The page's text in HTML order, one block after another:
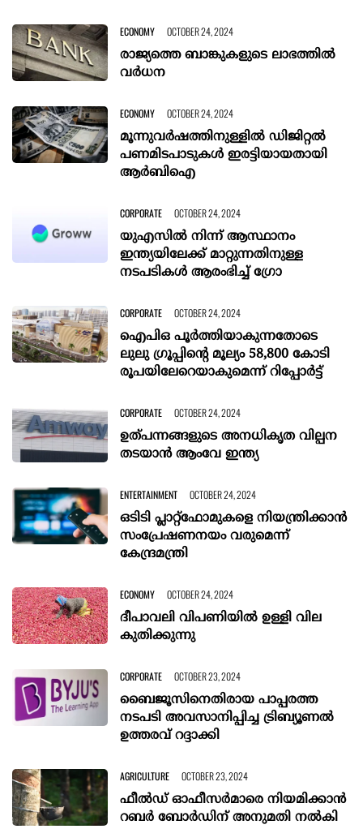
ECONOMY OCTOBER 24, 2024
രാജ്യത്തെ ബാങ്കുകളുടെ ലാഭത്തില്‍
വർധന
ECONOMY OCTOBER 24, 2024
മൂന്നുവര്‍ഷത്തിനുള്ളില്‍ ഡിജിറ്റല്‍
പണമിടപാടുകള്‍ ഇരട്ടിയായതായി
ആര്‍ബിഐ
CORPORATE OCTOBER 24, 2024
യുഎസിൽ നിന്ന് ആസ്ഥാനം
ഇന്ത്യയിലേക്ക് മാറ്റുന്നതിനുള്ള
നടപടികൾ ആരംഭിച്ച് ഗ്രോ
CORPORATE OCTOBER 24, 2024
ഐപിഒ പൂർത്തിയാകുന്നതോടെ
ലുലു ഗ്രൂപ്പിൻ്റെ മൂല്യം 58,800 കോടി
രൂപയിലേറെയാകുമെന്ന് റിപ്പോർട്ട്
CORPORATE OCTOBER 24, 2024
ഉത്പന്നങ്ങളുടെ അനധികൃത വില്പന
തടയാൻ ആംവേ ഇന്ത്യ
ENTERTAINMENT OCTOBER 24, 2024
ഒടിടി പ്ലാറ്റ്‌ഫോമുകളെ നിയന്ത്രിക്കാൻ
സംപ്രേഷണനയം വരുമെന്ന്
കേന്ദ്രമന്ത്രി
ECONOMY OCTOBER 24, 2024
ദീപാവലി വിപണിയിൽ ഉള്ളി വില
കുതിക്കുന്നു
CORPORATE OCTOBER 23, 2024
ബൈജൂസിനെതിരായ പാപ്പരത്ത
നടപടി അവസാനിപ്പിച്ച ട്രിബ്യൂണൽ
ഉത്തരവ് റദ്ദാക്കി
AGRICULTURE OCTOBER 23, 2024
ഫീൽഡ് ഓഫീസർമാരെ നിയമിക്കാൻ
റബർ ബോർഡിന് അനുമതി നൽകി